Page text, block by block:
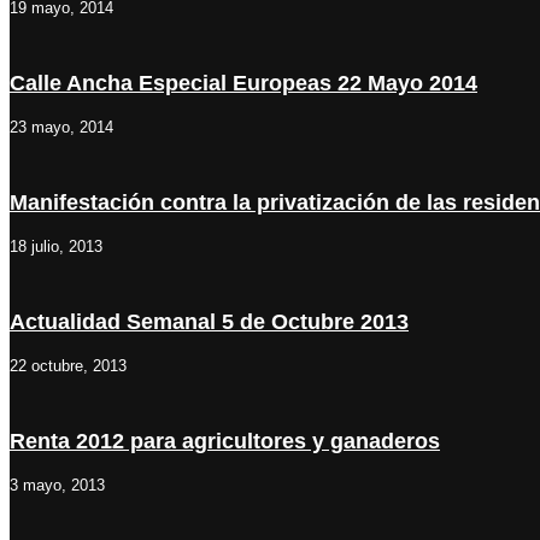
19 mayo, 2014
Calle Ancha Especial Europeas 22 Mayo 2014
23 mayo, 2014
Manifestación contra la privatización de las
18 julio, 2013
Actualidad Semanal 5 de Octubre 2013
22 octubre, 2013
Renta 2012 para agricultores y ganaderos
3 mayo, 2013